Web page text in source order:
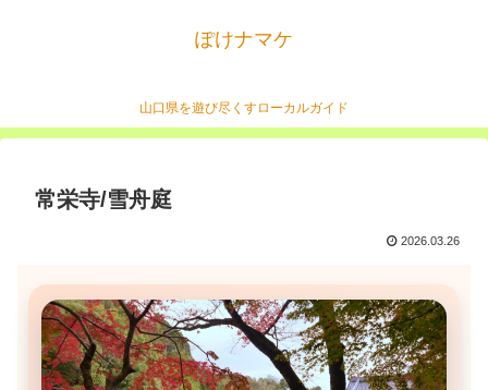
ぽけナマケ
山口県を遊び尽くすローカルガイド
常栄寺/雪舟庭
2026.03.26